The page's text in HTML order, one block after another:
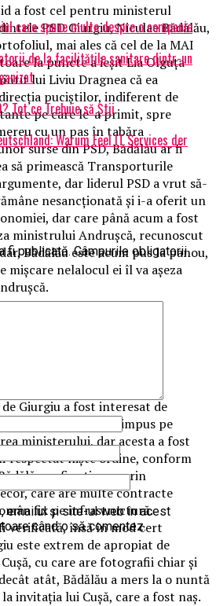
a fost cel pentru ministerul
PSD Giurgiu, Niculae Bădălău,
mai ales că cel de la MAI
la puncte a ieşit Lia Olguţa
lui Liviu Dragnea că ea
puciştilor, indiferent de
pe care le-a primit, spre
cu un pas în tabăra
surse din PSD, Bădălău ar fi
să primească Transporturile
dar liderul PSD a vrut să-
nesancţionată şi i-a oferit un
dar care până acum a fost
ministrului Andruşcă, recunoscut
Bădălău este acum pus la panou,
mişcare nelalocul ei îl va aşeza
Giurgiu a fost interesat de
a fost cel care l-a impus pe
ministerului, dar acesta a fost
respectat nişte ordine, conform
ar fi acţionar prin
care are multe contracte
fix pe infrastructură.
verificată, însă în mod cert
este extrem de apropiat de
cu care are fotografii chiar şi
atât, Bădălău a mers la o nuntă
invitaţia lui Cuşă, care a fost naş.
care spune multe despre o companie
de la facilitățile sanitare dintr-un
Tot ce Trebuie să Știi
Warum Feel IT Services der
fi publicată. Câmpurile obligatorii
emailul și site-ul web în acest
când o să comentez.